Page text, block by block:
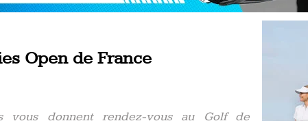
Open de France
vous donnent rendez-vous au Golf de